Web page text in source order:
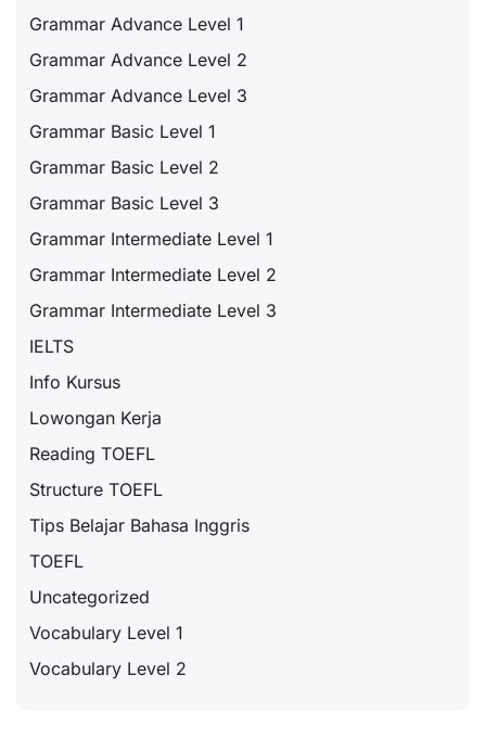
Grammar Advance Level 1
Grammar Advance Level 2
Grammar Advance Level 3
Grammar Basic Level 1
Grammar Basic Level 2
Grammar Basic Level 3
Grammar Intermediate Level 1
Grammar Intermediate Level 2
Grammar Intermediate Level 3
IELTS
Info Kursus
Lowongan Kerja
Reading TOEFL
Structure TOEFL
Tips Belajar Bahasa Inggris
TOEFL
Uncategorized
Vocabulary Level 1
Vocabulary Level 2